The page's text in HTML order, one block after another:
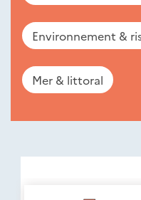
Environnement &
Mer & littoral
Nouveautés